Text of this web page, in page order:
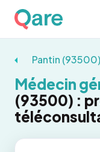
Pantin (93500)
Médecin
(93500) :